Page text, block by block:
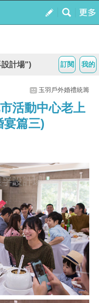
我的
訂閱
設計場")
玉羽戶外婚禮統籌
活動中心老上
宴篇三)